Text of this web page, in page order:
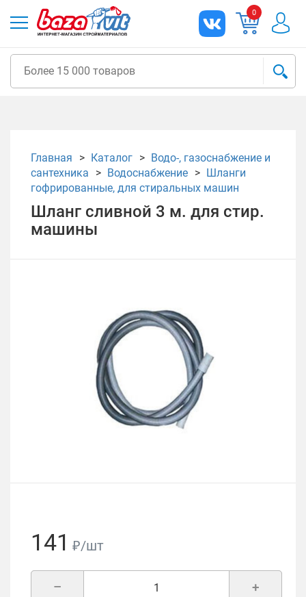
0
Главная Каталог
Водо-, газоснабжение и
сантехника
Водоснабжение
Шланги
гофрированные, для стиральных машин
Шланг сливной 3 м. для стир.
машины
141 ₽/шт
+
–